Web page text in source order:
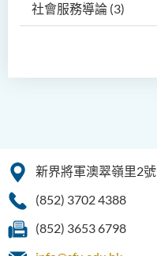
社會服務導論 (3)
新界將軍澳翠嶺里2號
(852) 3702 4388
(852) 3653 6798